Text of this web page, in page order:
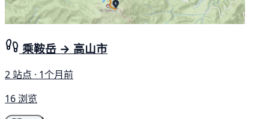
乘鞍岳 → 高山市
2 站点 · 1个月前
16 浏览